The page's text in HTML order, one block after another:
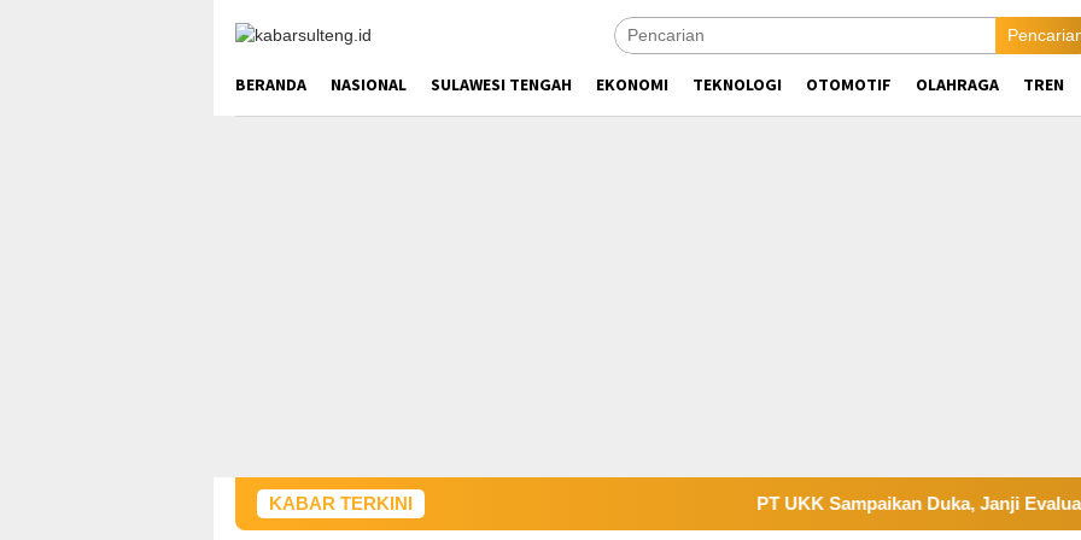
BERANDA NASIONAL SULAWESI TENGAH EKONOMI TEKNOLOGI OTOMOTIF OLAHRAGA TREN
KABAR TERKINI PT UKK Sampaikan Duka, Janji Evaluasi Sistem